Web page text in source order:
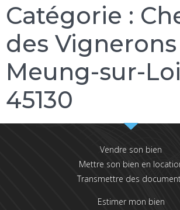
Catégorie :
des Vignerons
Meung-sur-
45130
Vendre son bien
Mettre son bien en
Transmettre des
Estimer mon bien